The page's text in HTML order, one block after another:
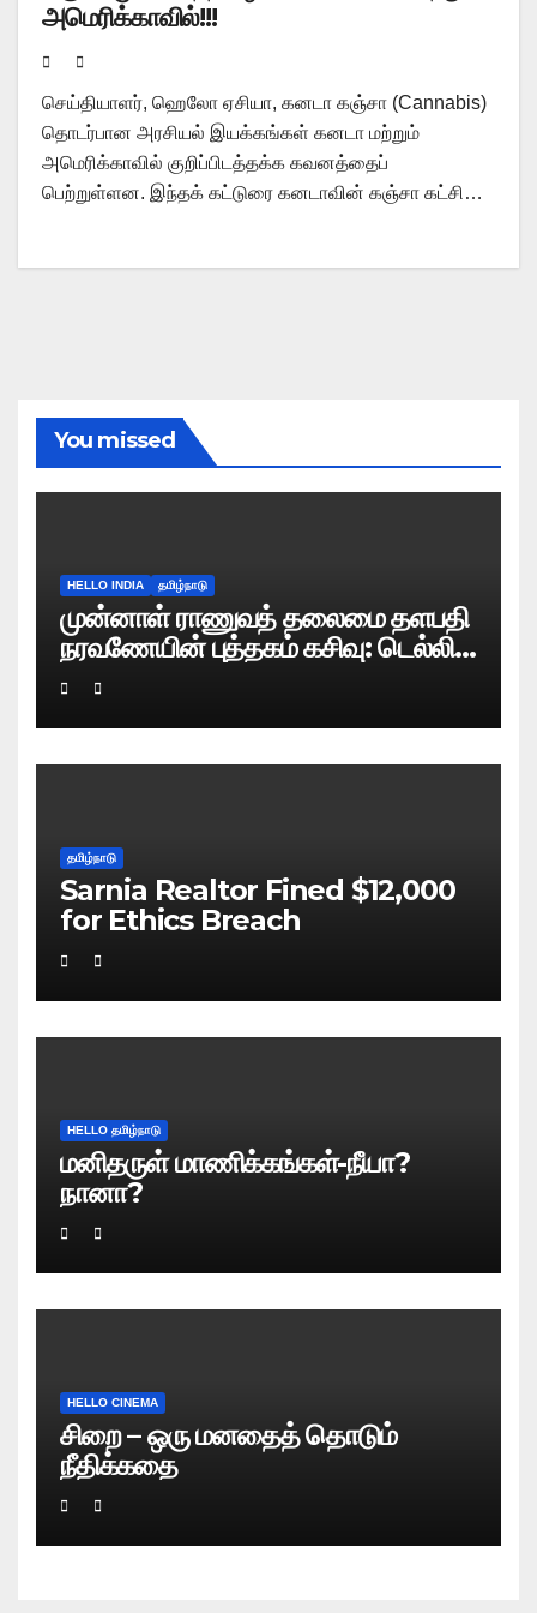
அமெரிக்காவில்!!!
செய்தியாளர், ஹெலோ ஏசியா, கனடா கஞ்சா (Cannabis)
தொடர்பான அரசியல் இயக்கங்கள் கனடா மற்றும்
அமெரிக்காவில் குறிப்பிடத்தக்க கவனத்தைப்
பெற்றுள்ளன. இந்தக் கட்டுரை கனடாவின் கஞ்சா கட்சி…
You missed
HELLO INDIA தமிழ்நாடு
முன்னாள் ராணுவத் தலைமை தளபதி
நரவணேயின் புத்தகம் கசிவு: டெல்லி
போலிஸ் வழக்குப் பதிவு!
தமிழ்நாடு
Sarnia Realtor Fined $12,000
for Ethics Breach
HELLO தமிழ்நாடு
மனிதருள் மாணிக்கங்கள்-நீயா?
நானா?
HELLO CINEMA
சிறை – ஒரு மனதைத் தொடும்
நீதிக்கதை